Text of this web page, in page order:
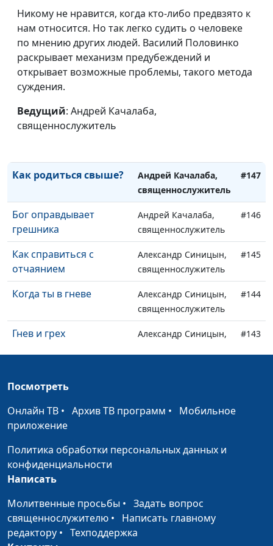
Никому не нравится, когда кто-либо предвзято к
нам относится. Но так легко судить о человеке
по мнению других людей. Василий Половинко
раскрывает механизм предубеждений и
открывает возможные проблемы, такого метода
суждения.
Ведущий: Андрей Качалаба,
священнослужитель
Зачем быть
благодарным?
Андрей Качалаба,
священнослужитель
#151
Почему важно искать
мира
Андрей Качалаба,
священнослужитель
Что обязательно надо
забыть
священнослужитель
Принуждение к
Как родиться свыше?
Андрей Качалаба,
священнослужитель
#147
Бог оправдывает
грешника
Андрей Качалаба,
священнослужитель
#146
Как справиться с
отчаянием
Александр Синицын,
священнослужитель
#145
Когда ты в гневе
Александр Синицын,
священнослужитель
#144
Гнев и грех
Александр Синицын,
#143
Утешение Божье
Александр Синицын,
Как обрести свободу
Александр Синицын,
священнослужитель
На что тратить время?
Посмотреть
Онлайн ТВ • Архив ТВ программ • Мобильное
приложение
Политика обработки персональных данных и
конфиденциальности
Написать
Молитвенные просьбы • Задать вопрос
священнослужителю • Написать главному
редактору • Техподдержка